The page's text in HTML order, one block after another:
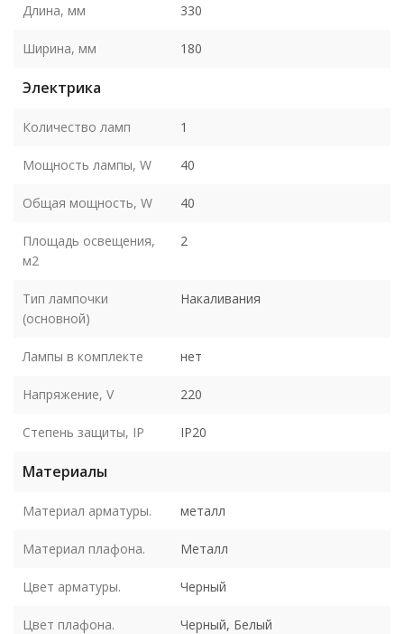
Длина, мм 330
Ширина, мм 180
Электрика
Количество ламп 1
Мощность лампы, W 40
Общая мощность, W 40
Площадь освещения,
м2
2
Тип лампочки
(основной)
Накаливания
Лампы в комплекте нет
Напряжение, V 220
Степень защиты, IP IP20
Материалы
Материал арматуры. металл
Материал плафона. Металл
Цвет арматуры. Черный
Цвет плафона. Черный, Белый